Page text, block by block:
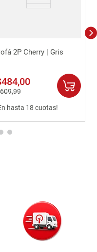
2P Cherry | Gris
484,00
609,99
hasta 18 cuotas!